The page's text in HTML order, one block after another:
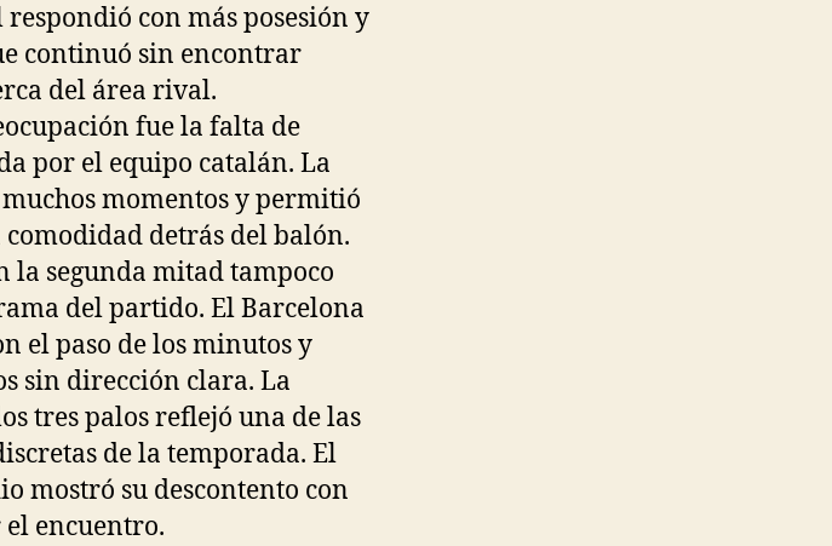
con más posesión y
continuó sin encontrar
del área rival.
fue la falta de
por el equipo catalán. La
momentos y permitió
detrás del balón.
la segunda mitad tampoco
del partido. El Barcelona
el paso de los minutos y
sin dirección clara. La
tres palos reflejó una de las
de la temporada. El
mostró su descontento con
encuentro.